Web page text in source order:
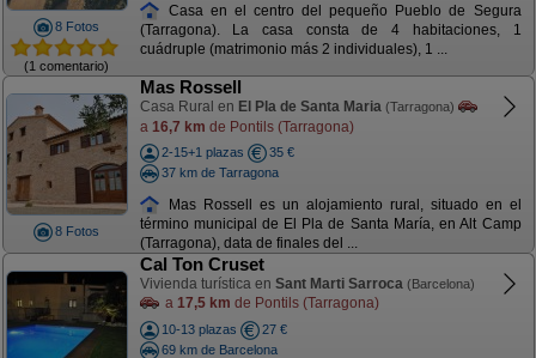
8 Fotos
(1 comentario)
Casa en el centro del pequeño Pueblo de Segura
(Tarragona). La casa consta de 4 habitaciones, 1
cuádruple (matrimonio más 2 individuales), 1 ...
8 Fotos
Mas Rossell
Casa Rural en El Pla de Santa Maria (Tarragona)
a 16,7 km de Pontils (Tarragona)
2-15+1 plazas
35 €
37 km de Tarragona
Mas Rossell es un alojamiento rural, situado en el
término municipal de El Pla de Santa María, en Alt Camp
(Tarragona), data de finales del ...
Cal Ton Cruset
Vivienda turística en Sant Marti Sarroca (Barcelona)
a 17,5 km de Pontils (Tarragona)
10-13 plazas
27 €
69 km de Barcelona